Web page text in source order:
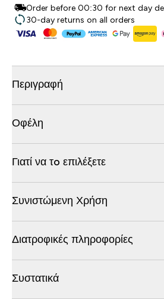
Order before 00:30 for next day
30-day returns on all orders
Περιγραφή
Οφέλη
Γιατί να τo επιλέξετε
Συνιστώμενη Χρήση
Διατροφικές πληροφορίες
Συστατικά